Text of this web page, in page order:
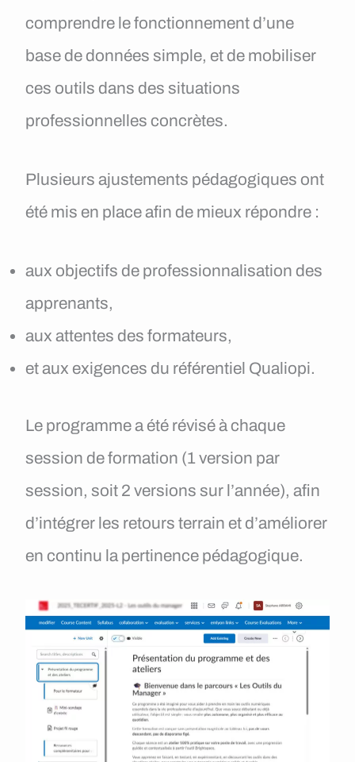
comprendre le fonctionnement d’une
base de données simple, et de mobiliser
ces outils dans des situations
professionnelles concrètes.
Plusieurs ajustements pédagogiques ont
été mis en place afin de mieux répondre :
aux objectifs de professionnalisation des
apprenants,
aux attentes des formateurs,
et aux exigences du référentiel Qualiopi.
Le programme a été révisé à chaque
session de formation (1 version par
session, soit 2 versions sur l’année), afin
d’intégrer les retours terrain et d’améliorer
en continu la pertinence pédagogique.